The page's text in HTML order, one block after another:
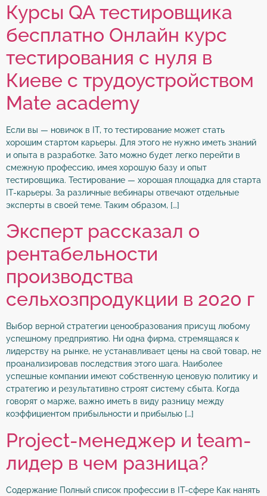
Курсы QA тестировщика
бесплатно Онлайн курс
тестирования с нуля в
Киеве с трудоустройством
Mate academy
Если вы — новичок в IT, то тестирование может стать
хорошим стартом карьеры. Для этого не нужно иметь знаний
и опыта в разработке. Зато можно будет легко перейти в
смежную профессию, имея хорошую базу и опыт
тестировщика. Тестирование — хорошая площадка для старта
IT-карьеры. За различные вебинары отвечают отдельные
эксперты в своей теме. Таким образом, […]
Эксперт рассказал о
рентабельности
производства
сельхозпродукции в 2020 г
Выбор верной стратегии ценообразования присущ любому
успешному предприятию. Ни одна фирма, стремящаяся к
лидерству на рынке, не устанавливает цены на свой товар, не
проанализировав последствия этого шага. Наиболее
успешные компании имеют собственную ценовую политику и
стратегию и результативно строят систему сбыта. Когда
говорят о марже, важно иметь в виду разницу между
коэффициентом прибыльности и прибылью […]
Project-менеджер и team-
лидер в чем разница?
Содержание Полный список профессии в IT-сфере Как нанять